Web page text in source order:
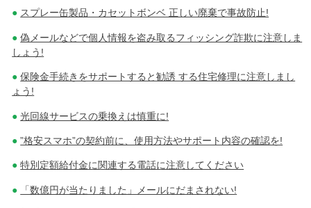
スプレー缶製品・カセットボンベ 正しい廃棄で事故防止!
偽メールなどで個人情報を盗み取るフィッシング詐欺に注意しま
しょう!
保険金手続きをサポートすると勧誘 する住宅修理に注意しまし
ょう!
光回線サービスの乗換えは慎重に!
”格安スマホ”の契約前に、使用方法やサポート内容の確認を!
特別定額給付金に関連する電話に注意してください
「数億円が当たりました」メールにだまされない!